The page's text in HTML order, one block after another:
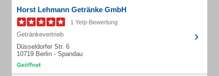
Horst Lehmann Getränke GmbH
1 Yelp-Bewertung
Getränkevertrieb
Düsseldorfer Str. 6
10719 Berlin - Spandau